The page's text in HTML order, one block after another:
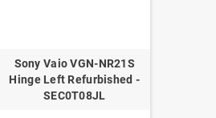
Sony Vaio VGN-NR21S
Hinge Left Refurbished -
SEC0T08JL